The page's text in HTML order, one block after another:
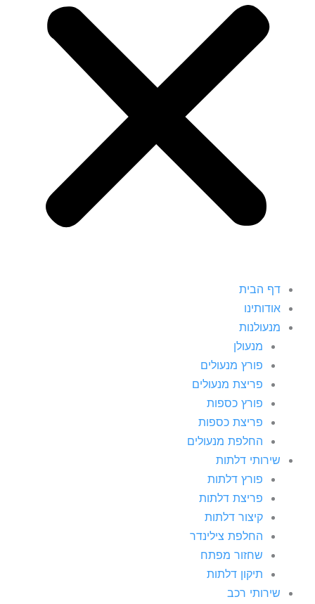
דף הבית
אודותינו
מנעולנות
מנעולן
פורץ מנעולים
פריצת מנעולים
פורץ כספות
פריצת כספות
החלפת מנעולים
שירותי דלתות
פורץ דלתות
פריצת דלתות
קיצור דלתות
החלפת צילינדר
שחזור מפתח
תיקון דלתות
שירותי רכב